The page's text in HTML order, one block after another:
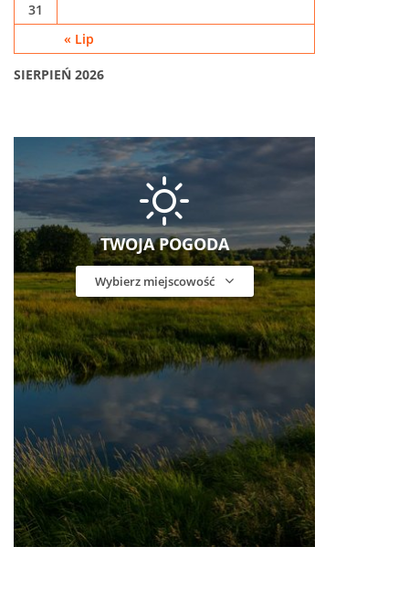
SIERPIEŃ 2026
« Lip
31
TWOJA POGODA
Wybierz miejscowość